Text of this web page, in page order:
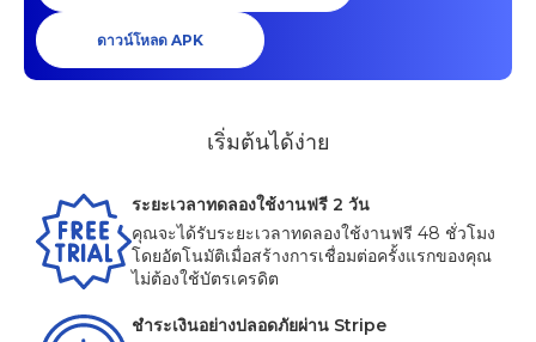
ดาวน์โหลด APK
เริ่มต้นได้ง่าย
ระยะเวลาทดลองใช้งานฟรี 2 วัน
คุณจะได้รับระยะเวลาทดลองใช้งานฟรี 48 ชั่วโมง
โดยอัตโนมัติเมื่อสร้างการเชื่อมต่อครั้งแรกของคุณ
ไม่ต้องใช้บัตรเครดิต
ชำระเงินอย่างปลอดภัยผ่าน Stripe